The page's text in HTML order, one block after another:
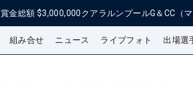
賞金総額 $3,000,000クアラルンプールG＆CC（マ
組み合せ ニュース ライブフォト 出場選